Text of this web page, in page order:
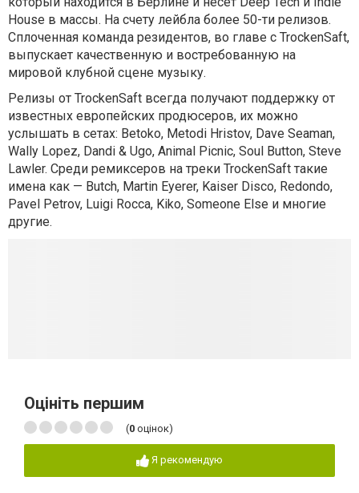
House в массы. На счету лейбла более 50-ти релизов.
Сплоченная команда резидентов, во главе с TrockenSaft,
выпускает качественную и востребованную на
мировой клубной сцене музыку.
Релизы от TrockenSaft всегда получают поддержку от
известных европейских продюсеров, их можно
услышать в сетах: Betoko, Metodi Hristov, Dave Seaman,
Wally Lopez, Dandi & Ugo, Animal Picnic, Soul Button, Steve
Lawler. Среди ремиксеров на треки TrockenSaft такие
имена как — Butch, Martin Eyerer, Kaiser Disco, Redondo,
Pavel Petrov, Luigi Rocca, Kiko, Someone Else и многие
другие.
Оцініть першим
(0 оцінок)
Я рекомендую